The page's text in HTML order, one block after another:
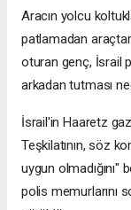
Aracın yolcu
patlamadan
oturan genç, İsrail
arkadan tutması
İsrail'in Haaretz
Teşkilatının, söz
uygun olmadığını"
polis memurlarını